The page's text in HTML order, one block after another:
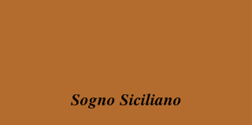
Sogno Siciliano